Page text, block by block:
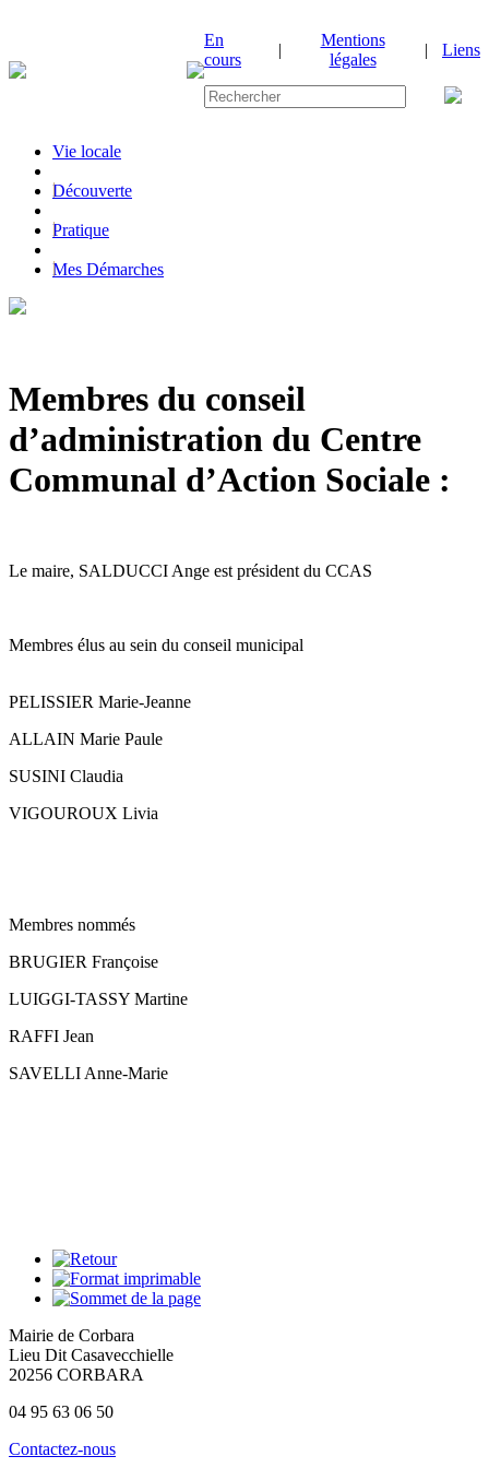
En
cours
|
Mentions
légales
| Liens
Vie locale
|Découverte
|Pratique
|Mes Démarches
Membres du conseil
d’administration du Centre
Communal d’Action Sociale :
Le maire, SALDUCCI Ange est président du CCAS
Membres élus au sein du conseil municipal
PELISSIER Marie-Jeanne
ALLAIN Marie Paule
SUSINI Claudia
VIGOUROUX Livia
Membres nommés
BRUGIER Françoise
LUIGGI-TASSY Martine
RAFFI Jean
SAVELLI Anne-Marie
Mairie de Corbara
Lieu Dit Casavecchielle
20256 CORBARA
04 95 63 06 50
Contactez-nous